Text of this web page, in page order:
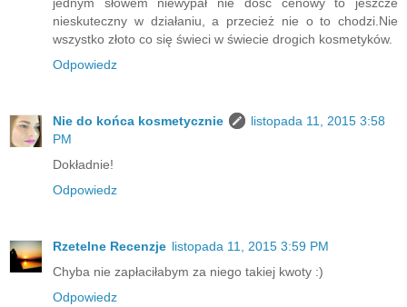
jednym słowem niewypał nie dość cenowy to jeszcze
nieskuteczny w działaniu, a przecież nie o to chodzi.Nie
wszystko złoto co się świeci w świecie drogich kosmetyków.
Odpowiedz
Nie do końca kosmetycznie
listopada 11, 2015 3:58
PM
Dokładnie!
Odpowiedz
Rzetelne Recenzje listopada 11, 2015 3:59 PM
Chyba nie zapłaciłabym za niego takiej kwoty :)
Odpowiedz